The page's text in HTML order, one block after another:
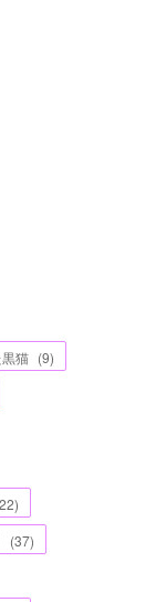
猫 (9)
)
(37)